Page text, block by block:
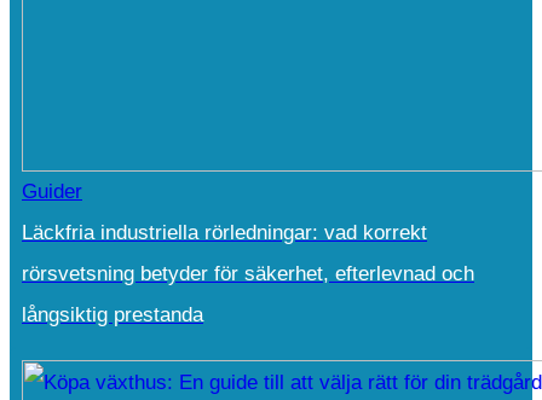
Guider
Läckfria industriella rörledningar: vad korrekt
rörsvetsning betyder för säkerhet, efterlevnad och
långsiktig prestanda